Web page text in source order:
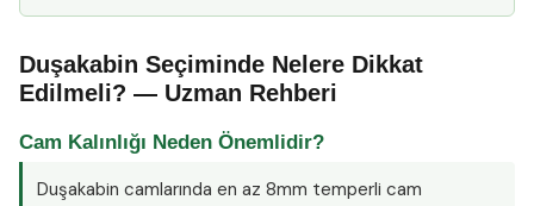
Duşakabin Seçiminde Nelere Dikkat
Edilmeli? — Uzman Rehberi
Cam Kalınlığı Neden Önemlidir?
Duşakabin camlarında en az 8mm temperli cam